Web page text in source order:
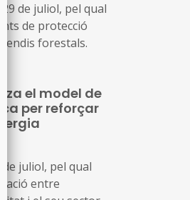
de juliol, pel qual
de protecció
forestals.
el model de
per reforçar
de juliol, pel qual
entre